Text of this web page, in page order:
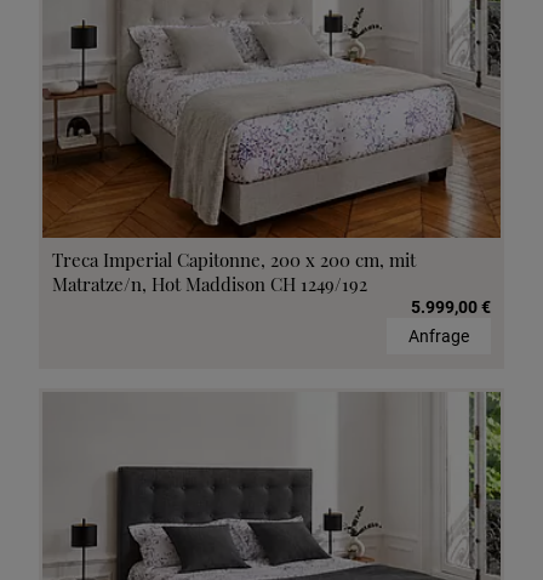
Treca Imperial Capitonne, 200 x 200 cm, mit
Matratze/n, Hot Maddison CH 1249/192
5.999,00 €
Anfrage